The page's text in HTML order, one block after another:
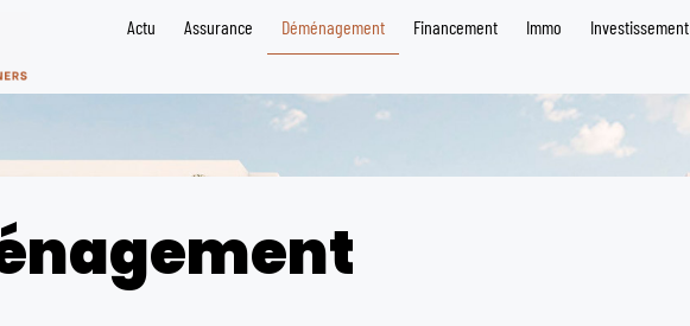
Actu Assurance Déménagement Financement Immo Investissement